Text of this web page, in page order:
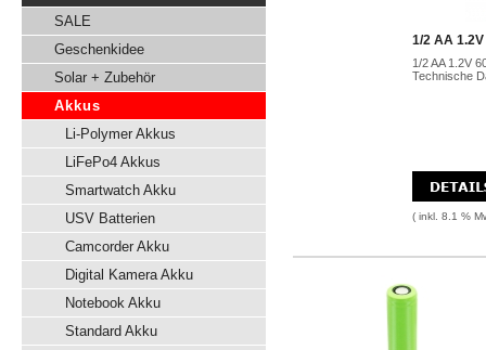
SALE
Geschenkidee
Solar + Zubehör
Akkus
Li-Polymer Akkus
LiFePo4 Akkus
Smartwatch Akku
USV Batterien
Camcorder Akku
Digital Kamera Akku
Notebook Akku
Standard Akku
1/2 AA
1/2 AA 1.2V
Technische
( inkl. 8.1 %